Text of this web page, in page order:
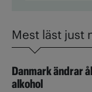
Mest läst just
Danmark ändrar
alkohol